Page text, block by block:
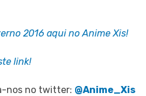
2016 aqui no Anime Xis!
link!
nos no twitter: @Anime_Xis